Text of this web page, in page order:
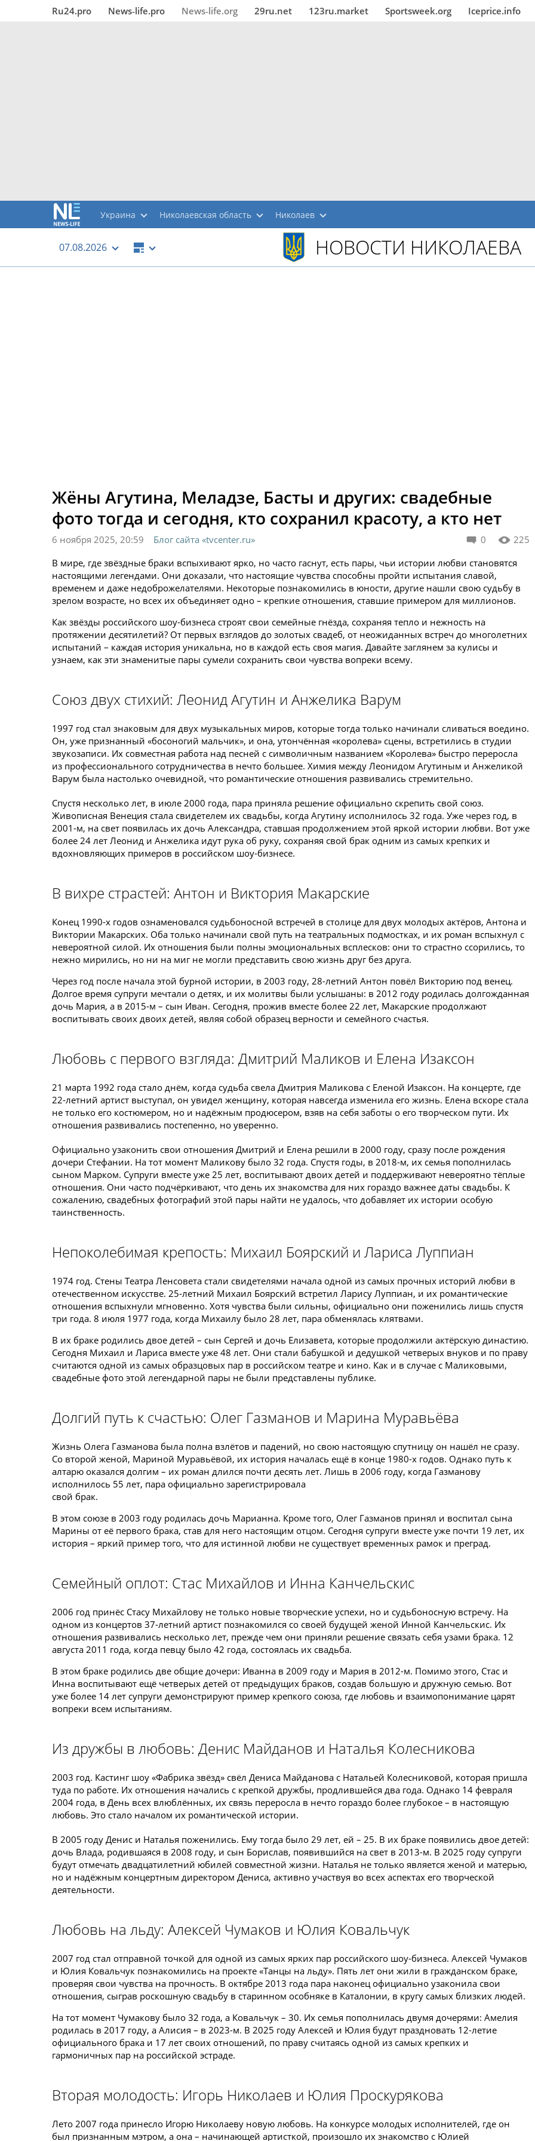
Ru24.pro News‑life.pro News‑life.org 29ru.net 123ru.market Sportsweek.org Iceprice.info
Украина Николаевская область Николаев
07.08.2026 НОВОСТИ НИКОЛАЕВА
Жёны Агутина, Меладзе, Басты и других: свадебные
фото тогда и сегодня, кто сохранил красоту, а кто нет
0 225
6 ноября 2025, 20:59
Блог сайта «tvcenter.ru»
В мире, где звёздные браки вспыхивают ярко, но часто гаснут, есть пары, чьи истории любви становятся
настоящими легендами. Они доказали, что настоящие чувства способны пройти испытания славой,
временем и даже недоброжелателями. Некоторые познакомились в юности, другие нашли свою судьбу в
зрелом возрасте, но всех их объединяет одно – крепкие отношения, ставшие примером для миллионов.
Как звёзды российского шоу-бизнеса строят свои семейные гнёзда, сохраняя тепло и нежность на
протяжении десятилетий? От первых взглядов до золотых свадеб, от неожиданных встреч до многолетних
испытаний – каждая история уникальна, но в каждой есть своя магия. Давайте заглянем за кулисы и
узнаем, как эти знаменитые пары сумели сохранить свои чувства вопреки всему.
Союз двух стихий: Леонид Агутин и Анжелика Варум
1997 год стал знаковым для двух музыкальных миров, которые тогда только начинали сливаться воедино.
Он, уже признанный «босоногий мальчик», и она, утончённая «королева» сцены, встретились в студии
звукозаписи. Их совместная работа над песней с символичным названием «Королева» быстро переросла
из профессионального сотрудничества в нечто большее. Химия между Леонидом Агутиным и Анжеликой
Варум была настолько очевидной, что романтические отношения развивались стремительно.
Спустя несколько лет, в июле 2000 года, пара приняла решение официально скрепить свой союз.
Живописная Венеция стала свидетелем их свадьбы, когда Агутину исполнилось 32 года. Уже через год, в
2001-м, на свет появилась их дочь Александра, ставшая продолжением этой яркой истории любви. Вот уже
более 24 лет Леонид и Анжелика идут рука об руку, сохраняя свой брак одним из самых крепких и
вдохновляющих примеров в российском шоу-бизнесе.
В вихре страстей: Антон и Виктория Макарские
Конец 1990-х годов ознаменовался судьбоносной встречей в столице для двух молодых актёров, Антона и
Виктории Макарских. Оба только начинали свой путь на театральных подмостках, и их роман вспыхнул с
невероятной силой. Их отношения были полны эмоциональных всплесков: они то страстно ссорились, то
нежно мирились, но ни на миг не могли представить свою жизнь друг без друга.
Через год после начала этой бурной истории, в 2003 году, 28-летний Антон повёл Викторию под венец.
Долгое время супруги мечтали о детях, и их молитвы были услышаны: в 2012 году родилась долгожданная
дочь Мария, а в 2015-м – сын Иван. Сегодня, прожив вместе более 22 лет, Макарские продолжают
воспитывать своих двоих детей, являя собой образец верности и семейного счастья.
Любовь с первого взгляда: Дмитрий Маликов и Елена Изаксон
21 марта 1992 года стало днём, когда судьба свела Дмитрия Маликова с Еленой Изаксон. На концерте, где
22-летний артист выступал, он увидел женщину, которая навсегда изменила его жизнь. Елена вскоре стала
не только его костюмером, но и надёжным продюсером, взяв на себя заботы о его творческом пути. Их
отношения развивались постепенно, но уверенно.
Официально узаконить свои отношения Дмитрий и Елена решили в 2000 году, сразу после рождения
дочери Стефании. На тот момент Маликову было 32 года. Спустя годы, в 2018-м, их семья пополнилась
сыном Марком. Супруги вместе уже 25 лет, воспитывают двоих детей и поддерживают невероятно тёплые
отношения. Они часто подчёркивают, что день их знакомства для них гораздо важнее даты свадьбы. К
сожалению, свадебных фотографий этой пары найти не удалось, что добавляет их истории особую
таинственность.
Непоколебимая крепость: Михаил Боярский и Лариса Луппиан
1974 год. Стены Театра Ленсовета стали свидетелями начала одной из самых прочных историй любви в
отечественном искусстве. 25-летний Михаил Боярский встретил Ларису Луппиан, и их романтические
отношения вспыхнули мгновенно. Хотя чувства были сильны, официально они поженились лишь спустя
три года. 8 июля 1977 года, когда Михаилу было 28 лет, пара обменялась клятвами.
В их браке родились двое детей – сын Сергей и дочь Елизавета, которые продолжили актёрскую династию.
Сегодня Михаил и Лариса вместе уже 48 лет. Они стали бабушкой и дедушкой четверых внуков и по праву
считаются одной из самых образцовых пар в российском театре и кино. Как и в случае с Маликовыми,
свадебные фото этой легендарной пары не были представлены публике.
Долгий путь к счастью: Олег Газманов и Марина Муравьёва
Жизнь Олега Газманова была полна взлётов и падений, но свою настоящую спутницу он нашёл не сразу.
Со второй женой, Мариной Муравьёвой, их история началась ещё в конце 1980-х годов. Однако путь к
алтарю оказался долгим – их роман длился почти десять лет. Лишь в 2006 году, когда Газманову
исполнилось 55 лет, пара официально зарегистрировала
свой брак.
В этом союзе в 2003 году родилась дочь Марианна. Кроме того, Олег Газманов принял и воспитал сына
Марины от её первого брака, став для него настоящим отцом. Сегодня супруги вместе уже почти 19 лет, их
история – яркий пример того, что для истинной любви не существует временных рамок и преград.
Семейный оплот: Стас Михайлов и Инна Канчельскис
2006 год принёс Стасу Михайлову не только новые творческие успехи, но и судьбоносную встречу. На
одном из концертов 37-летний артист познакомился со своей будущей женой Инной Канчельскис. Их
отношения развивались несколько лет, прежде чем они приняли решение связать себя узами брака. 12
августа 2011 года, когда певцу было 42 года, состоялась их свадьба.
В этом браке родились две общие дочери: Иванна в 2009 году и Мария в 2012-м. Помимо этого, Стас и
Инна воспитывают ещё четверых детей от предыдущих браков, создав большую и дружную семью. Вот
уже более 14 лет супруги демонстрируют пример крепкого союза, где любовь и взаимопонимание царят
вопреки всем испытаниям.
Из дружбы в любовь: Денис Майданов и Наталья Колесникова
2003 год. Кастинг шоу «Фабрика звёзд» свёл Дениса Майданова с Натальей Колесниковой, которая пришла
туда по работе. Их отношения начались с крепкой дружбы, продлившейся два года. Однако 14 февраля
2004 года, в День всех влюблённых, их связь переросла в нечто гораздо более глубокое – в настоящую
любовь. Это стало началом их романтической истории.
В 2005 году Денис и Наталья поженились. Ему тогда было 29 лет, ей – 25. В их браке появились двое детей:
дочь Влада, родившаяся в 2008 году, и сын Борислав, появившийся на свет в 2013-м. В 2025 году супруги
будут отмечать двадцатилетний юбилей совместной жизни. Наталья не только является женой и матерью,
но и надёжным концертным директором Дениса, активно участвуя во всех аспектах его творческой
деятельности.
Любовь на льду: Алексей Чумаков и Юлия Ковальчук
2007 год стал отправной точкой для одной из самых ярких пар российского шоу-бизнеса. Алексей Чумаков
и Юлия Ковальчук познакомились на проекте «Танцы на льду». Пять лет они жили в гражданском браке,
проверяя свои чувства на прочность. В октябре 2013 года пара наконец официально узаконила свои
отношения, сыграв роскошную свадьбу в старинном особняке в Каталонии, в кругу самых близких людей.
На тот момент Чумакову было 32 года, а Ковальчук – 30. Их семья пополнилась двумя дочерями: Амелия
родилась в 2017 году, а Алисия – в 2023-м. В 2025 году Алексей и Юлия будут праздновать 12-летие
официального брака и 17 лет своих отношений, по праву считаясь одной из самых крепких и
гармоничных пар на российской эстраде.
Вторая молодость: Игорь Николаев и Юлия Проскурякова
Лето 2007 года принесло Игорю Николаеву новую любовь. На конкурсе молодых исполнителей, где он
был признанным мэтром, а она – начинающей артисткой, произошло их знакомство с Юлией